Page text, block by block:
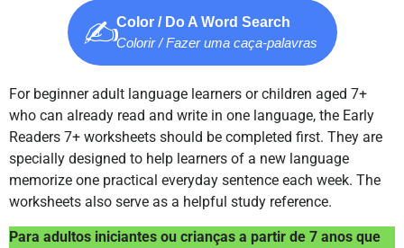
✍️Color / Do A Word Search
Colorir / Fazer uma caça-palavras
For beginner adult language learners or children aged 7+
who can already read and write in one language, the Early
Readers 7+ worksheets should be completed first. They are
specially designed to help learners of a new language
memorize one practical everyday sentence each week. The
worksheets also serve as a helpful study reference.
Para adultos iniciantes ou crianças a partir de 7 anos que